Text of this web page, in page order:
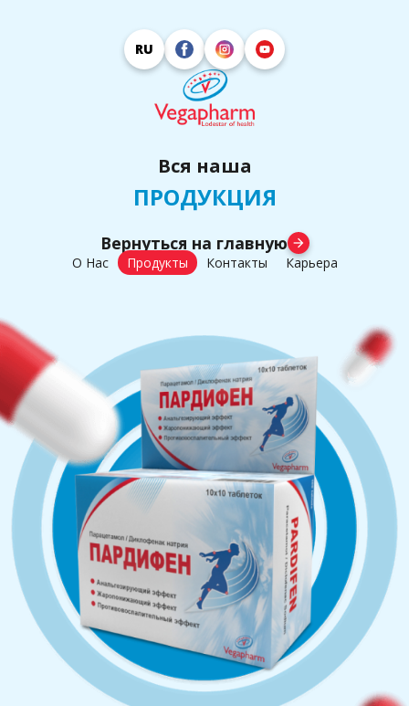
RU
Вся наша
ПРОДУКЦИЯ
Вернуться на главную arrow_forward
О Нас Продукты Контакты Карьера